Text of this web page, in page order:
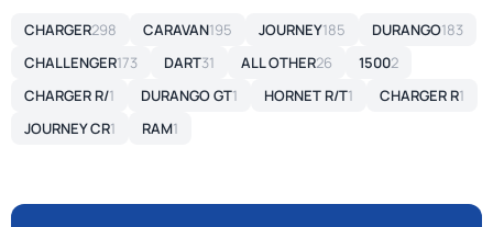
CHARGER298 CARAVAN195 JOURNEY185 DURANGO183
CHALLENGER173 DART31 ALL OTHER26 15002
CHARGER R/1 DURANGO GT1 HORNET R/T1 CHARGER R1
JOURNEY CR1 RAM1